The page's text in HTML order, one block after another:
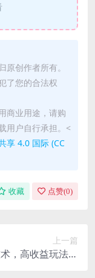
创作者所有。
了您的合法权
商业用途，请购
用户自行承担。<
享 4.0 国际 (CC
收藏 点赞(0)
上一篇
，高收益玩法，